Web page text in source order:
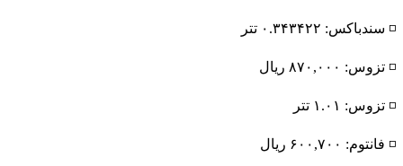
◽️ سندباکس: ۰.۳۴۳۴۲۲ تتر
◽️ تزوس: ۸۷۰,۰۰۰ ریال
◽️ تزوس: ۱.۰۱ تتر
◽️ فانتوم: ۶۰۰,۷۰۰ ریال